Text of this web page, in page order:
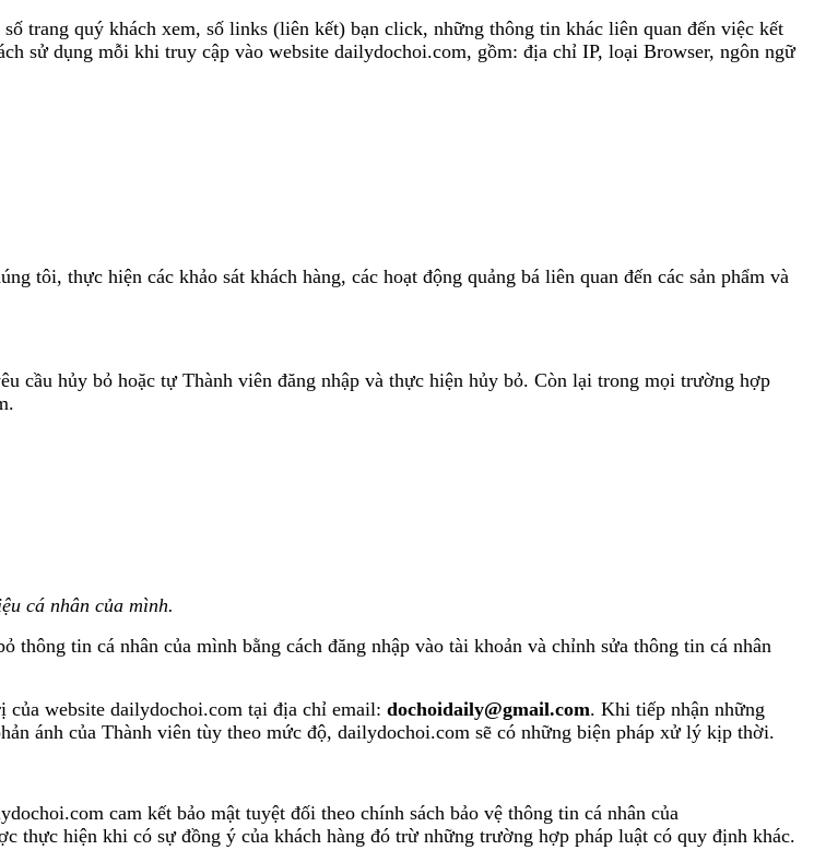
khách xem, số links (liên kết) bạn click, những thông tin khác liên quan đến việc kết
sử dụng mỗi khi truy cập vào website dailydochoi.com, gồm: địa chỉ IP, loại Browser, ngôn ngữ
hiện các khảo sát khách hàng, các hoạt động quảng bá liên quan đến các sản phẩm và
bỏ hoặc tự Thành viên đăng nhập và thực hiện hủy bỏ. Còn lại trong mọi trường hợp
cá nhân của mình.
cá nhân của mình bằng cách đăng nhập vào tài khoản và chỉnh sửa thông tin cá nhân
dailydochoi.com tại địa chỉ email: dochoidaily@gmail.com. Khi tiếp nhận những
ánh của Thành viên tùy theo mức độ, dailydochoi.com sẽ có những biện pháp xử lý kịp thời.
cam kết bảo mật tuyệt đối theo chính sách bảo vệ thông tin cá nhân của
thực hiện khi có sự đồng ý của khách hàng đó trừ những trường hợp pháp luật có quy định khác.